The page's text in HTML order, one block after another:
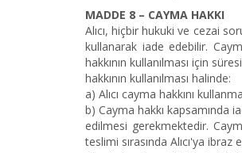
MADDE 8 – CAYMA HAKKI
Alıcı, hiçbir hukuki ve cezai
kullanarak iade edebilir.
hakkının kullanılması için
hakkının kullanılması halinde:
a) Alıcı cayma hakkını
b) Cayma hakkı kapsamında
edilmesi gerekmektedir.
teslimi sırasında Alıcı'ya